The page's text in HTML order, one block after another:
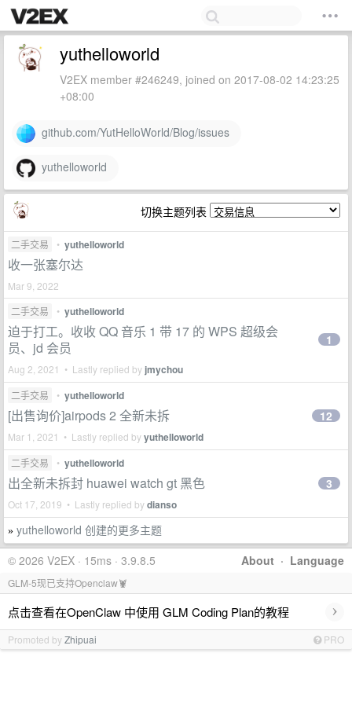
yuthelloworld
V2EX member #246249, joined on 2017-08-02 14:23:25
+08:00
github.com/YutHelloWorld/Blog/issues
yuthelloworld
切换主题列表
二手交易 • yuthelloworld
收一张塞尔达
Mar 9, 2022
二手交易
• yuthelloworld
迫于打工。收收 QQ 音乐 1 带 17 的 WPS 超级会
员、jd 会员
Aug 2, 2021 • Lastly replied by jmychou
1
二手交易 • yuthelloworld
[出售询价]airpods 2 全新未拆
Mar 1, 2021 • Lastly replied byyuthelloworld
12
二手交易 • yuthelloworld
出全新未拆封 huawei watch gt 黑色
Oct 17, 2019 • Lastly replied bydianso
3
» yuthelloworld 创建的更多主题
About · Language
© 2026 V2EX · 15ms · 3.9.8.5
GLM-5现已支持Openclaw🦞
点击查看在OpenClaw 中使用 GLM Coding Plan的教程 ›
Promoted byZhipuai PRO